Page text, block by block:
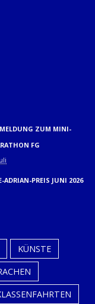
ZUM MINI-
FG
ADRIAN-PREIS JUNI 2026
KÜNSTE